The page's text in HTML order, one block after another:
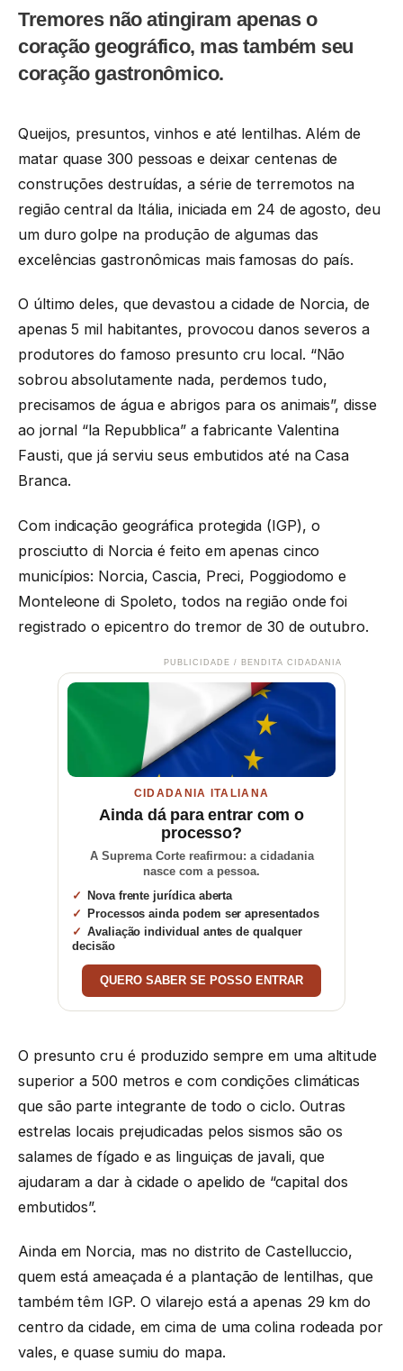
Tremores não atingiram apenas o
coração geográfico, mas também seu
coração gastronômico.
Queijos, presuntos, vinhos e até lentilhas. Além de
matar quase 300 pessoas e deixar centenas de
construções destruídas, a série de terremotos na
região central da Itália, iniciada em 24 de agosto, deu
um duro golpe na produção de algumas das
excelências gastronômicas mais famosas do país.
O último deles, que devastou a cidade de Norcia, de
apenas 5 mil habitantes, provocou danos severos a
produtores do famoso presunto cru local. “Não
sobrou absolutamente nada, perdemos tudo,
precisamos de água e abrigos para os animais”, disse
ao jornal “la Repubblica” a fabricante Valentina
Fausti, que já serviu seus embutidos até na Casa
Branca.
Com indicação geográfica protegida (IGP), o
prosciutto di Norcia é feito em apenas cinco
municípios: Norcia, Cascia, Preci, Poggiodomo e
Monteleone di Spoleto, todos na região onde foi
registrado o epicentro do tremor de 30 de outubro.
PUBLICIDADE / BENDITA CIDADANIA
CIDADANIA ITALIANA
Ainda dá para entrar com o
processo?
A Suprema Corte reafirmou: a cidadania
nasce com a pessoa.
Nova frente jurídica aberta
Processos ainda podem ser apresentados
Avaliação individual antes de qualquer
decisão
QUERO SABER SE POSSO ENTRAR
O presunto cru é produzido sempre em uma altitude
superior a 500 metros e com condições climáticas
que são parte integrante de todo o ciclo. Outras
estrelas locais prejudicadas pelos sismos são os
salames de fígado e as linguiças de javali, que
ajudaram a dar à cidade o apelido de “capital dos
embutidos”.
Ainda em Norcia, mas no distrito de Castelluccio,
quem está ameaçada é a plantação de lentilhas, que
também têm IGP. O vilarejo está a apenas 29 km do
centro da cidade, em cima de uma colina rodeada por
vales, e quase sumiu do mapa.